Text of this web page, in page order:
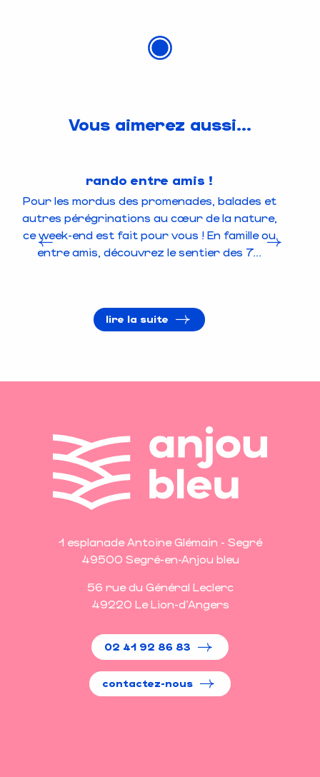
Vous aimerez aussi...
rando entre amis !
Pour les mordus des promenades, balades et
autres pérégrinations au cœur de la nature,
ce week-end est fait pour vous ! En famille ou
entre amis, découvrez le sentier des 7...
lire la suite
1 esplanade Antoine Glémain - Segré
49500 Segré-en-Anjou bleu
56 rue du Général Leclerc
49220 Le Lion-d'Angers
02 41 92 86 83
contactez-nous